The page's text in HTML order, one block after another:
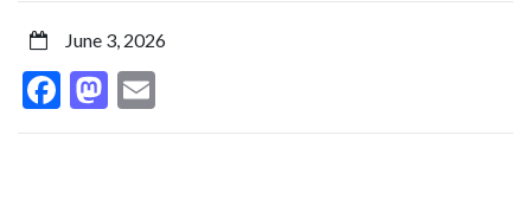
patinaje
de
June 3, 2026
Facebook
Mastodon